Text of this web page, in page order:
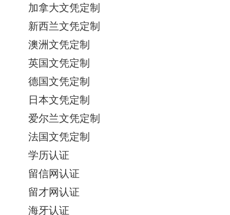
加拿大文凭定制
新西兰文凭定制
澳洲文凭定制
英国文凭定制
德国文凭定制
日本文凭定制
爱尔兰文凭定制
法国文凭定制
学历认证
留信网认证
留才网认证
海牙认证